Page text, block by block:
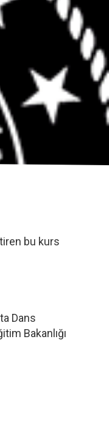
bu kurs
Dans
Bakanlığı